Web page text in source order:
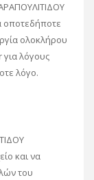
οποτεδήποτε
ολοκλήρου
λόγους
λόγο.
και να
του